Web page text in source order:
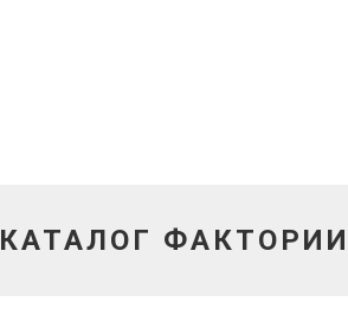
КАТАЛОГ ФАКТОРИИ